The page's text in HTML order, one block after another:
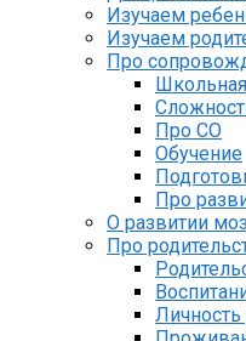
Изучаем
Изучаем
Про
Про СО
Обучение
Про
О развитии
Про